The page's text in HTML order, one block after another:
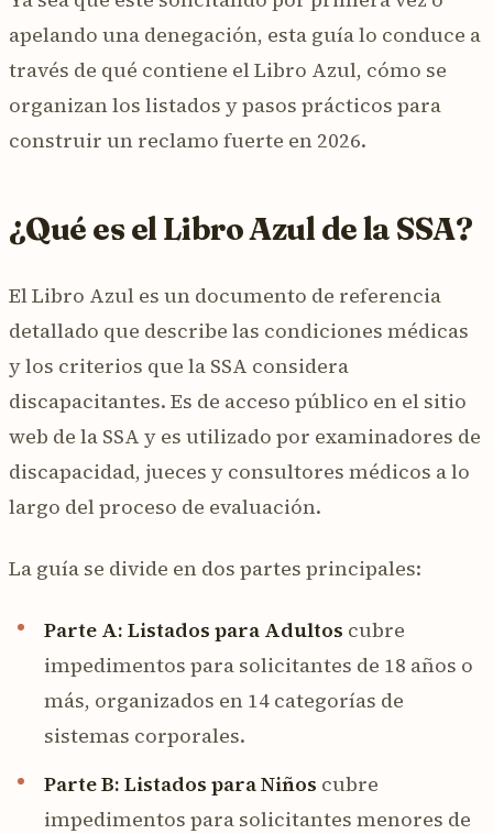
apelando una denegación, esta guía lo conduce a
través de qué contiene el Libro Azul, cómo se
organizan los listados y pasos prácticos para
construir un reclamo fuerte en 2026.
¿Qué es el Libro Azul de la SSA?
El Libro Azul es un documento de referencia
detallado que describe las condiciones médicas
y los criterios que la SSA considera
discapacitantes. Es de acceso público en el sitio
web de la SSA y es utilizado por examinadores de
discapacidad, jueces y consultores médicos a lo
largo del proceso de evaluación.
La guía se divide en dos partes principales:
Parte A: Listados para Adultos cubre
impedimentos para solicitantes de 18 años o
más, organizados en 14 categorías de
sistemas corporales.
Parte B: Listados para Niños cubre
impedimentos para solicitantes menores de